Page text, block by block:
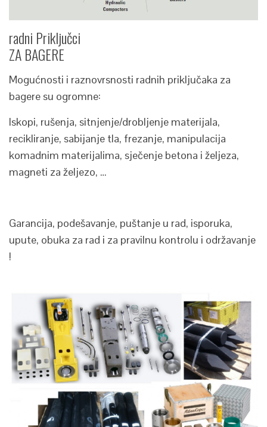
radni Priključci
ZA BAGERE
Mogućnosti i raznovrsnosti radnih priključaka za
bagere su ogromne:
Iskopi, rušenja, sitnjenje/drobljenje materijala,
recikliranje, sabijanje tla, frezanje, manipulacija
komadnim materijalima, sječenje betona i željeza,
magneti za željezo, …
Garancija, podešavanje, puštanje u rad, isporuka,
upute, obuka za rad i za pravilnu kontrolu i održavanje
!